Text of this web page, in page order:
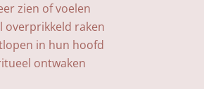
zien of voelen
overprikkeld raken
in hun hoofd
ontwaken